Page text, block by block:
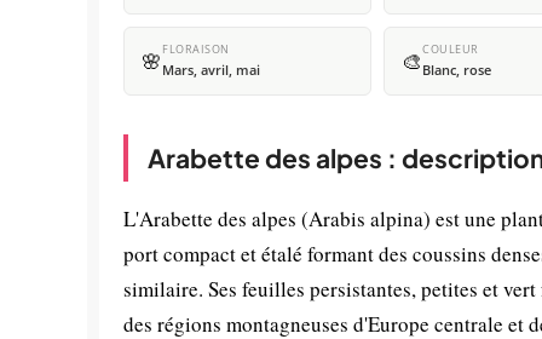
🌸 FLORAISON
Mars, avril, mai 🎨COULEUR
Blanc, rose
Arabette des alpes :
L'Arabette des alpes (Arabis alpina) est une
port compact et étalé formant des coussins
similaire. Ses feuilles persistantes, petites et
des régions montagneuses d'Europe centrale et